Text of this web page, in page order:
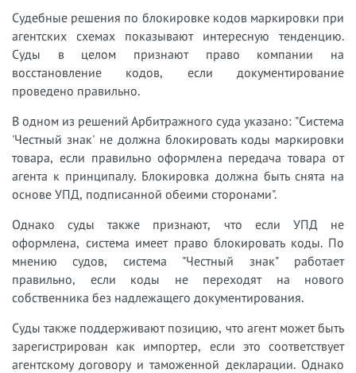
Судебные решения по блокировке кодов маркировки при
агентских схемах показывают интересную тенденцию.
Суды в целом признают право компании на
восстановление кодов, если документирование
проведено правильно.
В одном из решений Арбитражного суда указано: "Система
'Честный знак' не должна блокировать коды маркировки
товара, если правильно оформлена передача товара от
агента к принципалу. Блокировка должна быть снята на
основе УПД, подписанной обеими сторонами".
Однако суды также признают, что если УПД не
оформлена, система имеет право блокировать коды. По
мнению судов, система "Честный знак" работает
правильно, если коды не переходят на нового
собственника без надлежащего документирования.
Суды также поддерживают позицию, что агент может быть
зарегистрирован как импортер, если это соответствует
агентскому договору и таможенной декларации. Однако